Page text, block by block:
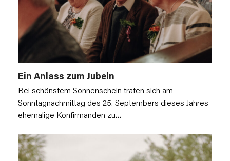
Ein Anlass zum Jubeln
Bei schönstem Sonnenschein trafen sich am
Sonntagnachmittag des 25. Septembers dieses Jahres
ehemalige Konfirmanden zu…